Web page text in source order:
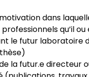
dans
qu’il
le futur laboratoire
la futur.e directeur